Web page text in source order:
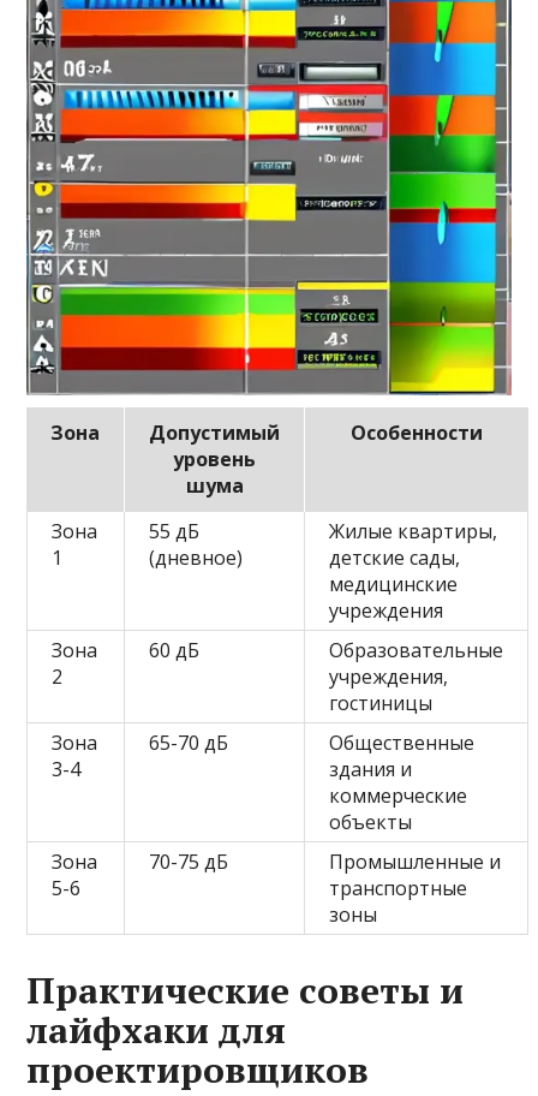
Зона
Допустимый
уровень
шума
Особенности
Зона
1
55 дБ
(дневное)
Жилые квартиры,
детские сады,
медицинские
учреждения
Зона
2
60 дБ
Образовательные
учреждения,
гостиницы
Зона
3-4
65-70 дБ
Общественные
здания и
коммерческие
объекты
Зона
5-6
70-75 дБ
Промышленные и
транспортные
зоны
Практические советы и
лайфхаки для
проектировщиков